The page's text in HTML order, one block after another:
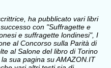
ha pubblicato vari libri
con "Suffragette e
e suffragette londinesi", I
al Concorso sulla Parità di
al Salone del libro di Torino
sua pagina su AMAZON.IT